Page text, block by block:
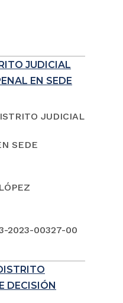
JUDICIAL
EN SEDE
JUDICIAL
SEDE
2023-00327-00
DECISIÓN